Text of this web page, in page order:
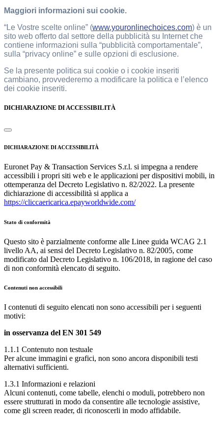
Maggiori informazioni sui cookie.
“Le Vostre scelte online” (www.youronlinechoices.com) è un
sito web offerto dal settore della pubblicità su Internet che
contiene informazioni sulla “pubblicità comportamentale”,
sulla “privacy online” e sulle opzioni di esclusione.
Se la presente politica sui cookie o i cookie inseriti
cambiano, provvederemo a modificare la politica e l’elenco
dei cookie inseriti.
DICHIARAZIONE DI ACCESSIBILITÀ
DICHIARAZIONE DI ACCESSIBILITÀ
Euronet Pay & Transaction Services S.r.l. si impegna a rendere
accessibili i propri siti web e le applicazioni per dispositivi mobili, in
ottemperanza del Decreto Legislativo n. 82/2022. La presente
dichiarazione di accessibilità si applica a
https://cliccaericarica.epayworldwide.com/
Stato di conformità
Questo sito è parzialmente conforme alle Linee guida WCAG 2.1
livello AA, ai sensi del Decreto Legislativo n. 82/2005, come
modificato dal Decreto Legislativo n. 106/2018, in ragione del caso
di non conformità elencato di seguito.
Contenuti non accessibili
I contenuti di seguito elencati non sono accessibili per i seguenti
motivi:
in osservanza del EN 301 549
1.1.1 Contenuto non testuale
Per alcune immagini e grafici, non sono ancora disponibili testi
alternativi sufficienti.
1.3.1 Informazioni e relazioni
Alcuni contenuti, come tabelle, elenchi o moduli, potrebbero non
essere strutturati in modo da consentire alle tecnologie assistive,
come gli screen reader, di riconoscerli in modo affidabile.